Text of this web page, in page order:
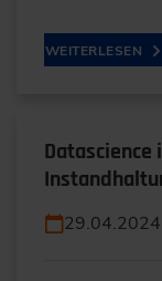
WEITERLESEN
Datascience
29.04.2024